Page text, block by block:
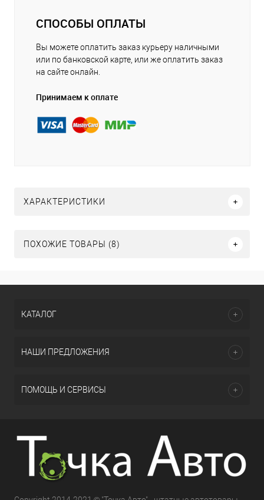
СПОСОБЫ ОПЛАТЫ
Вы можете оплатить заказ курьеру наличными
или по банковской карте, или же оплатить заказ
на сайте онлайн.
Принимаем к оплате
ХАРАКТЕРИСТИКИ
ПОХОЖИЕ ТОВАРЫ (8)
КАТАЛОГ
НАШИ ПРЕДЛОЖЕНИЯ
ПОМОЩЬ И СЕРВИСЫ